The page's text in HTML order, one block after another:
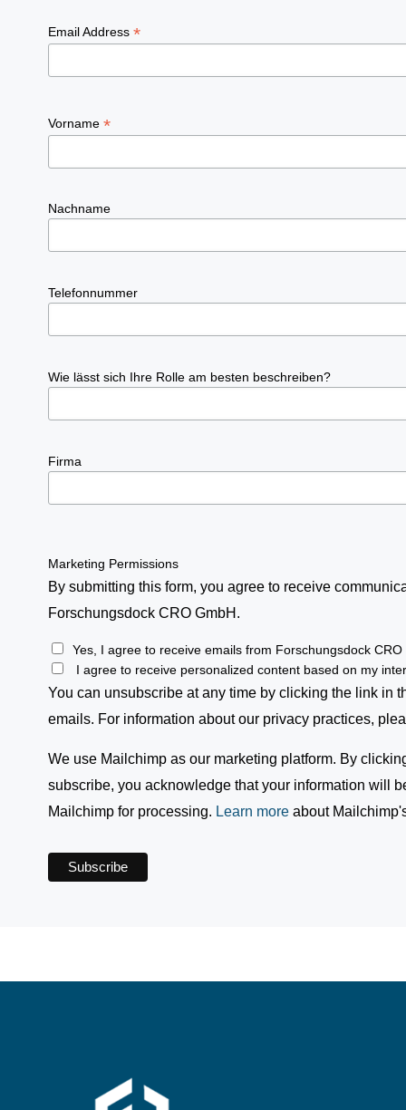
Email Address *
Vorname *
Nachname
Telefonnummer
Wie lässt sich Ihre Rolle am besten beschreiben?
Firma
Marketing Permissions
By submitting this form, you agree to receive
Forschungsdock CRO GmbH.
Yes, I agree to receive emails from Forschungsdock CRO
I agree to receive personalized content based on my
You can unsubscribe at any time by clicking the link in
emails. For information about our privacy practices,
We use Mailchimp as our marketing platform. By
subscribe, you acknowledge that your information will
Mailchimp for processing. Learn more about